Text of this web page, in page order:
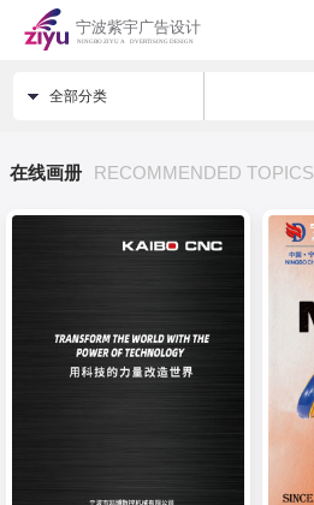
全部分类
在线画册 RECOMMENDED TOPICS